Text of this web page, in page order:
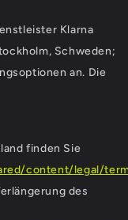
Klarna
Schweden;
an. Die
finden Sie
content/legal/
des